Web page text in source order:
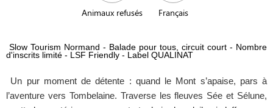
Animaux refusés Français
Slow Tourism Normand - Balade pour tous, circuit court - Nombre
d'inscrits limité - LSF Friendly - Label QUALINAT
Un pur moment de détente : quand le Mont s’apaise, pars à
l’aventure vers Tombelaine. Traverse les fleuves Sée et Sélune,